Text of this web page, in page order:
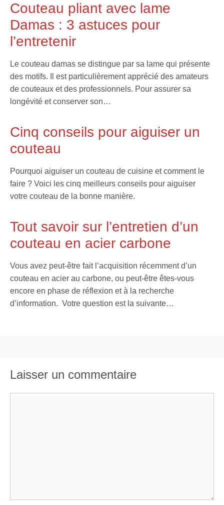
Couteau pliant avec lame
Damas : 3 astuces pour
l’entretenir
Le couteau damas se distingue par sa lame qui présente
des motifs. Il est particulièrement apprécié des amateurs
de couteaux et des professionnels. Pour assurer sa
longévité et conserver son…
Cinq conseils pour aiguiser un
couteau
Pourquoi aiguiser un couteau de cuisine et comment le
faire ? Voici les cinq meilleurs conseils pour aiguiser
votre couteau de la bonne manière.
Tout savoir sur l’entretien d’un
couteau en acier carbone
Vous avez peut-être fait l’acquisition récemment d’un
couteau en acier au carbone, ou peut-être êtes-vous
encore en phase de réflexion et à la recherche
d’information. Votre question est la suivante…
Laisser un commentaire